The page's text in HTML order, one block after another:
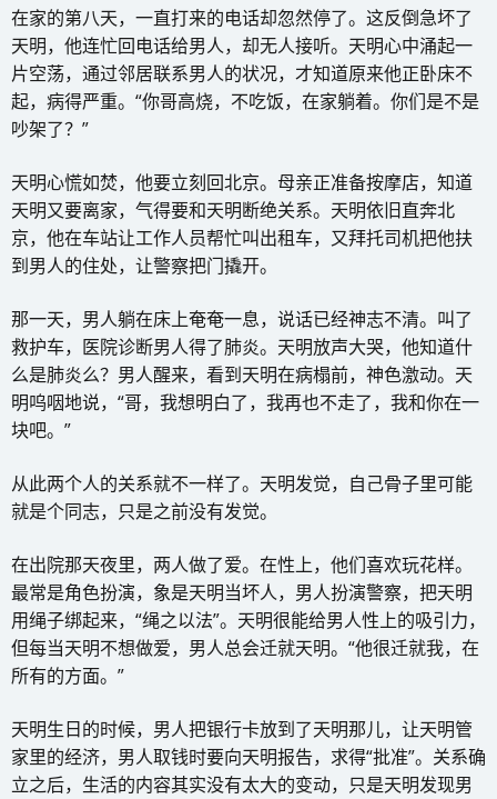
在家的第八天，一直打来的电话却忽然停了。这反倒急坏了
天明，他连忙回电话给男人，却无人接听。天明心中涌起一
片空荡，通过邻居联系男人的状况，才知道原来他正卧床不
起，病得严重。“你哥高烧，不吃饭，在家躺着。你们是不是
吵架了？”
天明心慌如焚，他要立刻回北京。母亲正准备按摩店，知道
天明又要离家，气得要和天明断绝关系。天明依旧直奔北
京，他在车站让工作人员帮忙叫出租车，又拜托司机把他扶
到男人的住处，让警察把门撬开。
那一天，男人躺在床上奄奄一息，说话已经神志不清。叫了
救护车，医院诊断男人得了肺炎。天明放声大哭，他知道什
么是肺炎么？男人醒来，看到天明在病榻前，神色激动。天
明呜咽地说，“哥，我想明白了，我再也不走了，我和你在一
块吧。”
从此两个人的关系就不一样了。天明发觉，自己骨子里可能
就是个同志，只是之前没有发觉。
在出院那天夜里，两人做了爱。在性上，他们喜欢玩花样。
最常是角色扮演，象是天明当坏人，男人扮演警察，把天明
用绳子绑起来，“绳之以法”。天明很能给男人性上的吸引力，
但每当天明不想做爱，男人总会迁就天明。“他很迁就我，在
所有的方面。”
天明生日的时候，男人把银行卡放到了天明那儿，让天明管
家里的经济，男人取钱时要向天明报告，求得“批准”。关系确
立之后，生活的内容其实没有太大的变动，只是天明发现男